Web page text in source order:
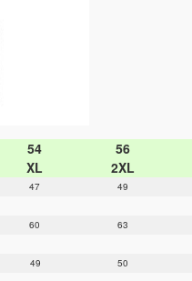
54
XL
56
2XL
47 49
60 63
49 50